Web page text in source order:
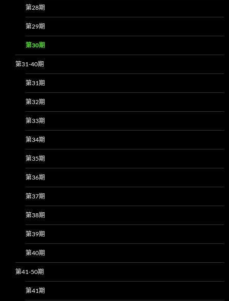
第28期
第29期
第30期
第31-40期
第31期
第32期
第33期
第34期
第35期
第36期
第37期
第38期
第39期
第40期
第41-50期
第41期